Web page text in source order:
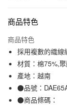
信用卡一次付款
信用卡分期付款
3 期 0 利率 每
合作金庫商業銀行
華南商業銀行
上海商業儲蓄銀行
超商取貨付款
LINE Pay
商品特色
商品特色
採用複數的織線
材質：棉75%,
產地：越南
●品號：
●商品條碼：